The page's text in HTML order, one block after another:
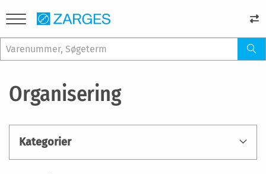
Organisering
Kategorier